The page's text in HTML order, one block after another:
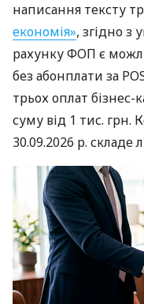
написання тексту
економія», згідно з
рахунку ФОП є
без абонплати за
трьох оплат
суму від 1 тис. грн.
30.09.2026 р. складе